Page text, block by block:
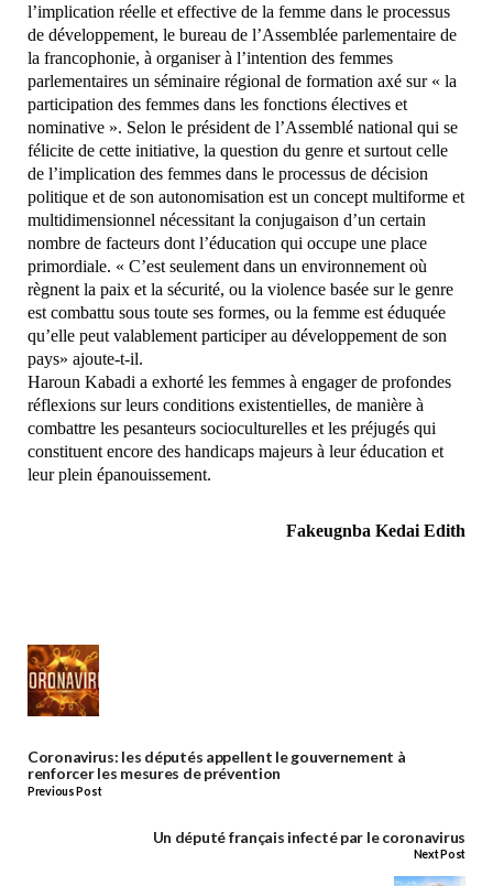
l’implication réelle et effective de la femme dans le processus
de développement, le bureau de l’Assemblée parlementaire de
la francophonie, à organiser à l’intention des femmes
parlementaires un séminaire régional de formation axé sur « la
participation des femmes dans les fonctions électives et
nominative ». Selon le président de l’Assemblé national qui se
félicite de cette initiative, la question du genre et surtout celle
de l’implication des femmes dans le processus de décision
politique et de son autonomisation est un concept multiforme et
multidimensionnel nécessitant la conjugaison d’un certain
nombre de facteurs dont l’éducation qui occupe une place
primordiale. « C’est seulement dans un environnement où
règnent la paix et la sécurité, ou la violence basée sur le genre
est combattu sous toute ses formes, ou la femme est éduquée
qu’elle peut valablement participer au développement de son
pays» ajoute-t-il.
Haroun Kabadi a exhorté les femmes à engager de profondes
réflexions sur leurs conditions existentielles, de manière à
combattre les pesanteurs socioculturelles et les préjugés qui
constituent encore des handicaps majeurs à leur éducation et
leur plein épanouissement.
Fakeugnba Kedai Edith
Coronavirus: les députés appellent le gouvernement à
renforcer les mesures de prévention
Previous Post
Un député français infecté par le coronavirus
Next Post